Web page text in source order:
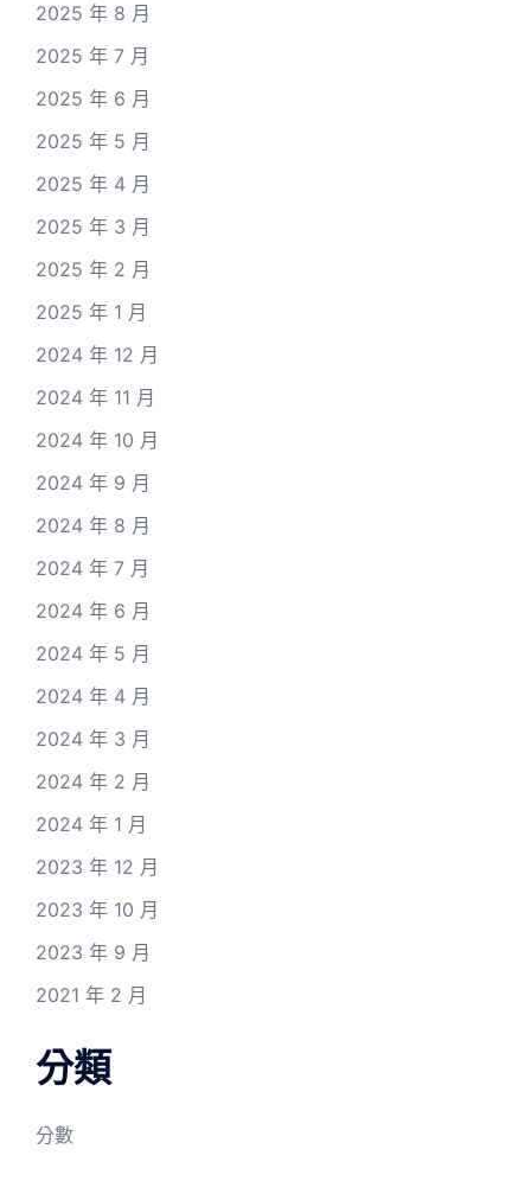
2025 年 8 月
2025 年 7 月
2025 年 6 月
2025 年 5 月
2025 年 4 月
2025 年 3 月
2025 年 2 月
2025 年 1 月
2024 年 12 月
2024 年 11 月
2024 年 10 月
2024 年 9 月
2024 年 8 月
2024 年 7 月
2024 年 6 月
2024 年 5 月
2024 年 4 月
2024 年 3 月
2024 年 2 月
2024 年 1 月
2023 年 12 月
2023 年 10 月
2023 年 9 月
2021 年 2 月
分類
分數